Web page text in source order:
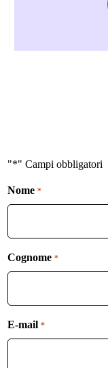
"*" Campi obbligatori
Nome *
Cognome *
E-mail *